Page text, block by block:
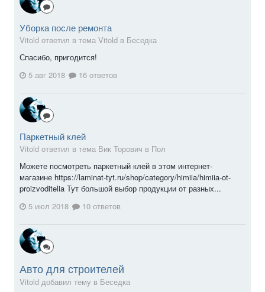
Уборка после ремонта
Vitold ответил в тема Vitold в Беседка
Спасибо, пригодится!
5 авг 2018
16 ответов
Паркетный клей
Vitold ответил в тема Вик Торович в Пол
Можете посмотреть паркетный клей в этом интернет-
магазине https://laminat-tyt.ru/shop/category/himiia/himiia-ot-
proizvoditelia Тут большой выбор продукции от разных...
5 июл 2018
10 ответов
Авто для строителей
Vitold добавил тему в Беседка